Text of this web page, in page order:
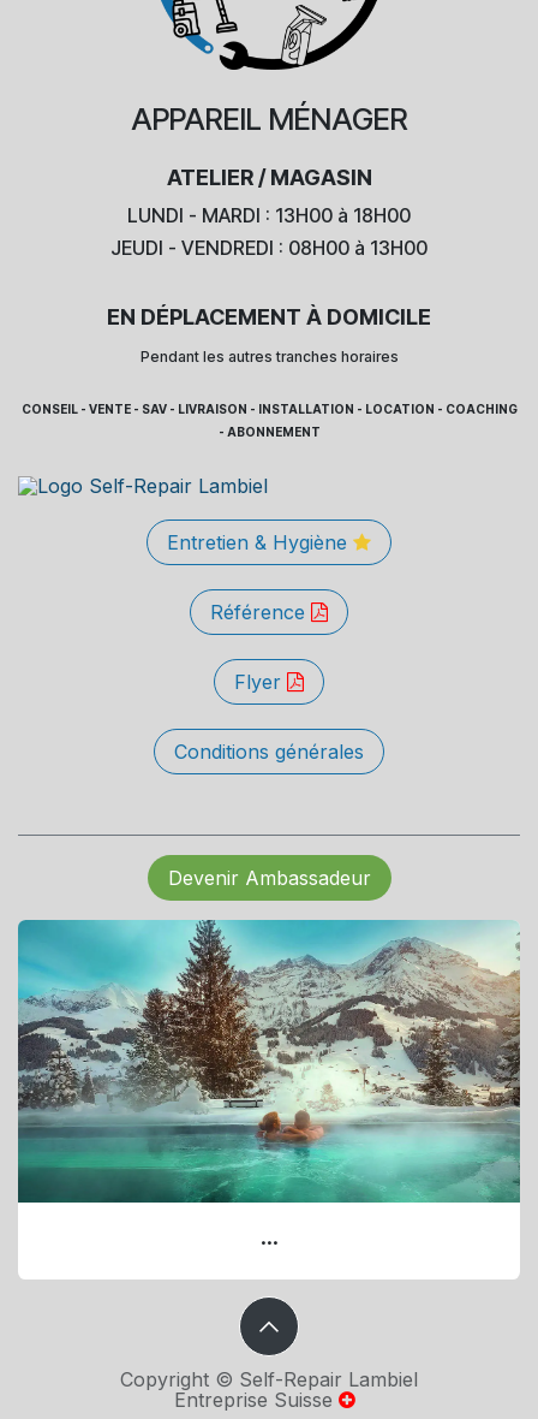
APPAREIL MÉNAGER
ATELIER / MAGASIN
LUNDI - MARDI : 13H00 à 18H00
JEUDI - VENDREDI : 08H00 à 13H00
EN DÉPLACEMENT À DOMICILE
Pendant les autres tranches horaires
CONSEIL - VENTE - SAV - LIVRAISON - INSTALLATION - LOCATION - COACHING
- ABONNEMENT
Entretien & Hygiène
Référence
Flyer
Conditions générales
Devenir Ambassadeur
...
Copyright © Self-Repair Lambiel
Entreprise Suisse